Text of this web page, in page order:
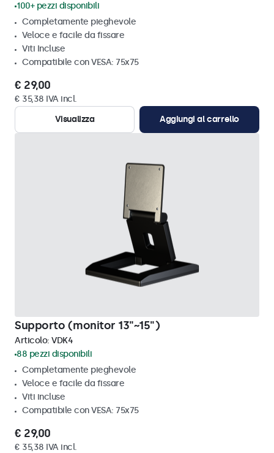
100+ pezzi disponibili
Completamente pieghevole
Veloce e facile da fissare
Viti Incluse
Compatibile con VESA: 75x75
€ 29,00
€ 35,38 IVA incl.
Visualizza
Aggiungi al carrello
Supporto (monitor 13"~15")
Articolo: VDK4
88 pezzi disponibili
Completamente pieghevole
Veloce e facile da fissare
Viti incluse
Compatibile con VESA: 75x75
€ 29,00
€ 35,38 IVA incl.